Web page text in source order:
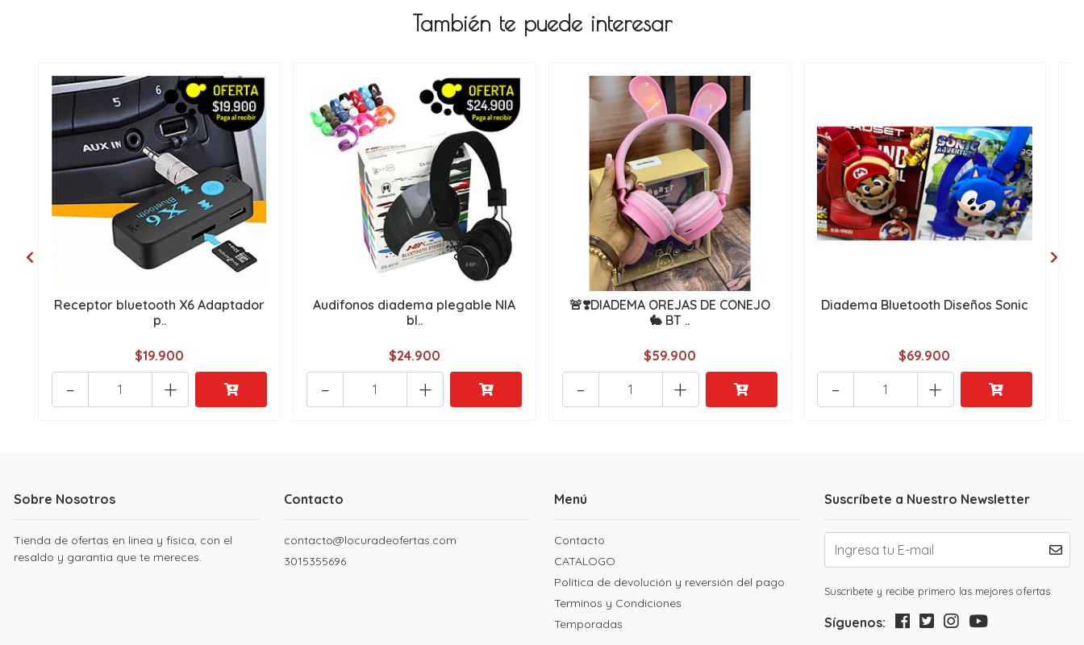
También te puede interesar
Receptor bluetooth X6 Adaptador
p..
$19.900
+
-
Audifonos diadema plegable NIA
bl..
$24.900
+
-
🚨❣️DIADEMA OREJAS DE CONEJO
🐇 BT ..
$59.900
+
-
Diadema Bluetooth Diseños Sonic
$69.900
+
-
Sobre Nosotros
Tienda de ofertas en linea y fisica, con el
resaldo y garantia que te mereces.
Contacto
contacto@locuradeofertas.com
3015355696
Menú
Contacto
CATALOGO
Política de devolución y reversión del pago
Terminos y Condiciones
Temporadas
Suscríbete a Nuestro Newsletter
Suscribete y recibe primero las mejores ofertas.
Síguenos: